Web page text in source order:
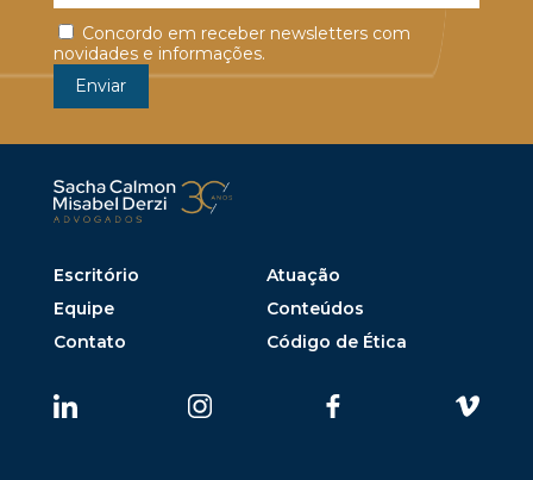
Concordo em receber newsletters com
novidades e informações.
Escritório
Atuação
Equipe
Conteúdos
Contato
Código de Ética